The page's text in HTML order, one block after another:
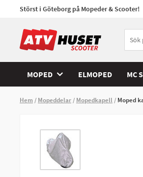
Störst i Göteborg på Mopeder & Scooter!
MOPED ELMOPED MC
Hem Mopeddelar Mopedkapell Moped